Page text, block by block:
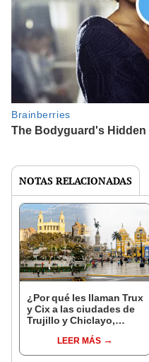
NOTAS RELACIONADAS
¿Por qué les llaman Trux
y Cix a las ciudades de
Trujillo y Chiclayo,
LEER MÁS